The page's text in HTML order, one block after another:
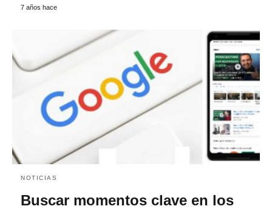
7 años hace
NOTICIAS
Buscar momentos clave en los